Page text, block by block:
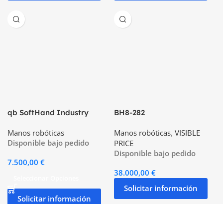
qb SoftHand Industry
Manos robóticas
Disponible bajo pedido
7.500,00 €
Solicitar información
BH8-282
Manos robóticas, VISIBLE
PRICE
Disponible bajo pedido
38.000,00 €
Solicitar información